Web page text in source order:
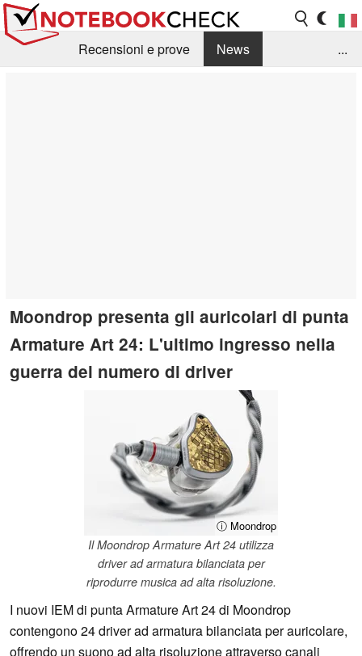
Recensioni e prove
News
...
Moondrop presenta gli auricolari di punta
Armature Art 24: L'ultimo ingresso nella
guerra del numero di driver
ⓘ Moondrop
Il Moondrop Armature Art 24 utilizza
driver ad armatura bilanciata per
riprodurre musica ad alta risoluzione.
I nuovi IEM di punta Armature Art 24 di Moondrop
contengono 24 driver ad armatura bilanciata per auricolare,
offrendo un suono ad alta risoluzione attraverso canali